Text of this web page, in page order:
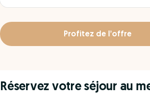
Réservez votre séjour au
Profitez de l’offre